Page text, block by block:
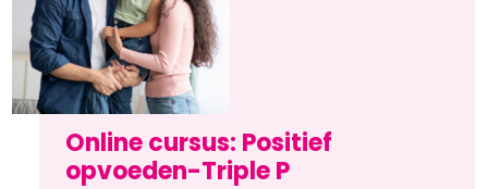
Online cursus: Positief
opvoeden-Triple P